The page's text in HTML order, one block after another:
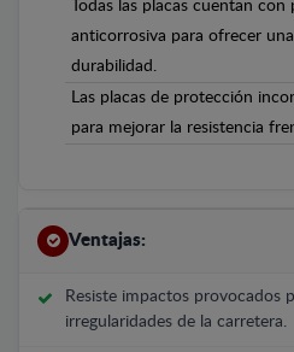
Todas las placas cuentan
anticorrosiva para ofrecer
durabilidad.
Las placas de protección
para mejorar la resistencia
Ventajas:
Resiste impactos provocados
irregularidades de la carretera.